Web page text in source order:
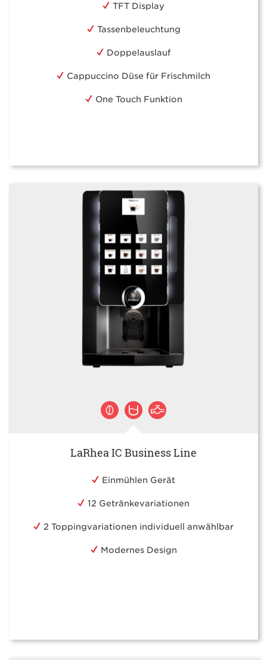
TFT Display
Tassenbeleuchtung
Doppelauslauf
Cappuccino Düse für Frischmilch
One Touch Funktion
LaRhea IC Business Line
Einmühlen Gerät
12 Getränkevariationen
2 Toppingvariationen individuell anwählbar
Modernes Design